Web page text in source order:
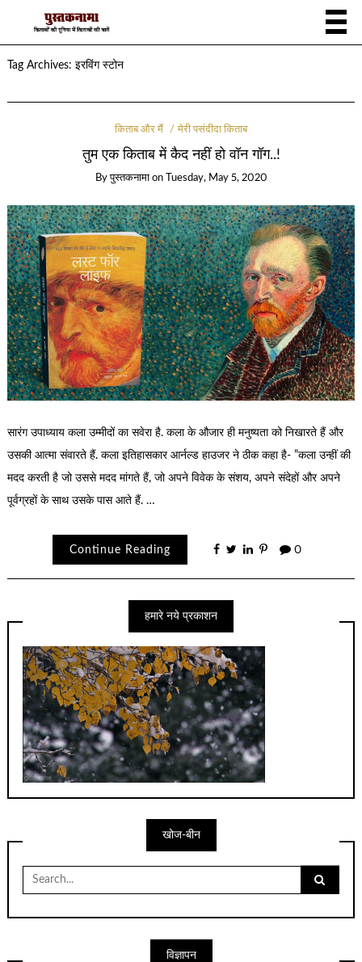
Tag Archives: इरविंग स्टोन
किताब और मैं मेरी पसंदीदा किताब
तुम एक किताब में कैद नहीं हो वॉन गॉग..!
Byपुस्तकनामा on Tuesday, May 5, 2020
सारंग उपाध्याय कला उम्‍मीदों का सवेरा है. कला के औजार ही मनुष्‍यता को निखारते हैं और
उसकी आत्‍मा संवारते हैं. कला इतिहासकार आर्नल्‍ड हाउजर ने ठीक कहा है- ”कला उन्‍हीं की
मदद करती है जो उससे मदद मांगते हैं, जो अपने विवेक के संशय, अपने संदेहों और अपने
पूर्वग्रहों के साथ उसके पास आते हैं. …
Continue Reading 0
हमारे नये प्रकाशन
खोज-बीन
Search
for:
विज्ञापन